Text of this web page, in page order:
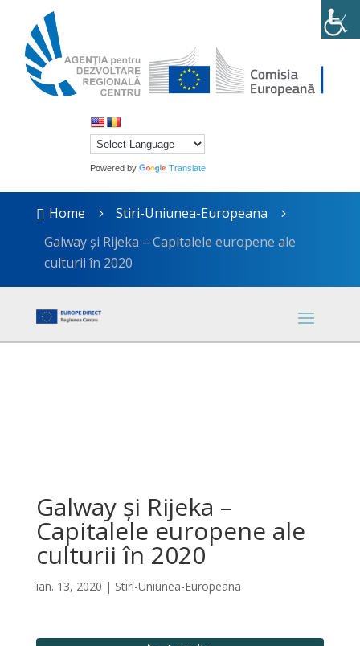
Powered by Translate
 Home 5 Stiri-Uniunea-Europeana 5
Galway și Rijeka – Capitalele europene ale
culturii în 2020
Galway și Rijeka –
Capitalele europene ale
culturii în 2020
ian. 13, 2020 | Stiri-Uniunea-Europeana